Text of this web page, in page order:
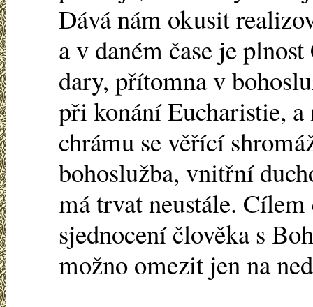
Dává nám okusit
a v daném čase je
dary, přítomna v
při konání Eucharistie,
chrámu se věřící
bohoslužba, vnitřní
má trvat neustále.
sjednocení člověka s
možno omezit jen na